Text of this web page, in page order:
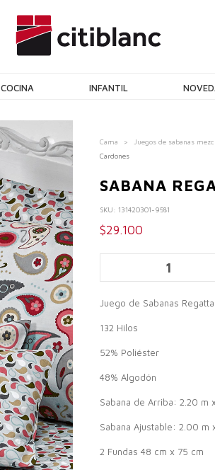
COCINA INFANTIL
Cama > Juegos de sabanas
Cardones
SABANA
SKU: 131420301-9581
$29.100
Juego de Sabanas
132 Hilos
52% Poliéster
48% Algodón
Sabana de Arriba: 2.20 m
Sabana Ajustable: 2.00 m
2 Fundas 48 cm x 75 cm